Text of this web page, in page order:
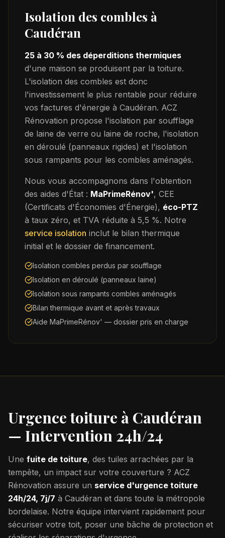
Isolation des combles à
Caudéran
25 à 30 % des déperditions thermiques
d'une maison se produisent par la toiture.
L'isolation des combles est donc
l'investissement le plus rentable pour réduire
vos factures d'énergie à Caudéran. ACZ
Rénovation propose l'isolation par soufflage
de laine de verre ou laine de roche, l'isolation
en déroulé (panneaux rigides) et l'isolation
sous rampants pour les combles aménagés.
Nous vous accompagnons dans l'obtention
des aides d'État : MaPrimeRénov', CEE
(Certificats d'Économies d'Énergie), éco-PTZ
à taux zéro, et TVA réduite à 5,5 %. Notre
service isolation inclut le bilan thermique
initial et le dossier de financement.
Isolation combles perdus par soufflage
Isolation en déroulé (panneaux laine)
Isolation sous rampants combles aménagés
Bilan thermique avant et après travaux
Aide MaPrimeRénov' — dossier pris en charge
Urgence toiture à Caudéran
— Intervention 24h/24
Une fuite de toiture, des tuiles arrachées par la
tempête, un impact sur votre couverture ? ACZ
Rénovation assure un service d'urgence toiture
24h/24, 7j/7 à Caudéran et dans toute la métropole
bordelaise. Notre équipe intervient rapidement pour
sécuriser votre toit, poser une bâche de protection et